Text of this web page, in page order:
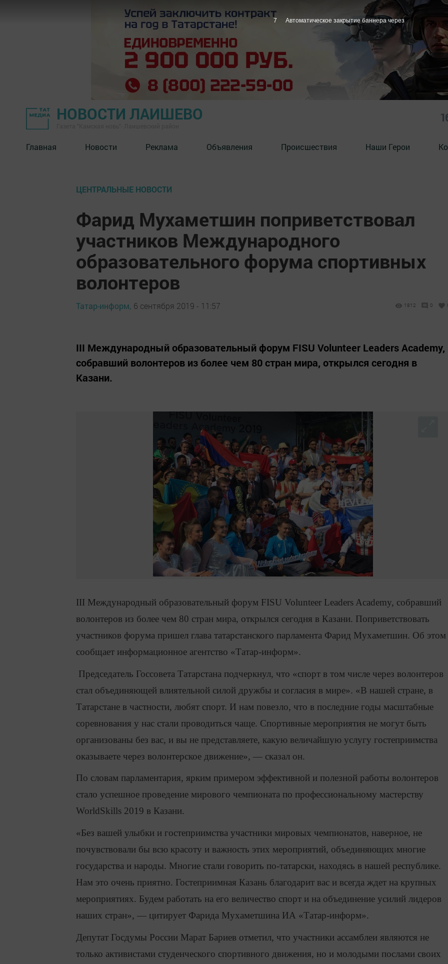
НОВОСТИ ЛАИШЕВО
Главная Новости Реклама Объявления Происшествия Наши Герои
ЦЕНТРАЛЬНЫЕ НОВОСТИ
Фарид Мухаметшин поприветствовал
участников Международного
образовательного форума спортивных
волонтеров
Татар-информ, 6 сентября 2019 - 11:57 1812 0
III Международный образовательный форум FISU Volunteer Leaders Academy,
собравший волонтеров из более чем 80 стран мира, открылся сегодня в
Казани.
III Международный образовательный форум FISU Volunteer Leaders Academy, собравший
волонтеров из более чем 80 стран мира, открылся сегодня в Казани. Поприветствовать
участников форума пришел глава татарстанского парламента Фарид Мухаметшин. Об этом
сообщает информационное агентство «Татар-информ».
Председатель Госсовета Татарстана подчеркнул, что «спорт в том числе через волонтеров
стал объединяющей влиятельной силой дружбы и согласия в мире». «В нашей стране, в
Татарстане в частности, любят спорт. И нам повезло, что в последние годы масштабные
соревнования у нас стали проводиться чаще. Спортивные мероприятия не могут быть
организованы без вас, и вы не представляете, какую величайшую услугу гостеприимства
оказываете через волонтерское движение», — сказал он.
По словам парламентария, ярким примером эффективной и полезной работы волонтеров
стало успешное проведение мирового чемпионата по профессиональному мастерству
WorldSkills 2019 в Казани.
«Без вашей улыбки и гостеприимства участники мировых чемпионатов, наверное, не
почувствовали бы всю красоту и важность этих мероприятий, объединяющих многие
государства и народы. Многие стали говорить по-татарски, находясь в нашей республике.
Нам это очень приятно. Гостеприимная Казань благодарит вас и всегда ждет на крупных
мероприятиях. Будем работать на его величество спорт и на объединение усилий лидеров
наших стран», — цитирует Фарида Мухаметшина ИА «Татар-информ».
Депутат Госдумы России Марат Бариев отметил, что участники ассамблеи являются не
только активистами студенческого спортивного движения, но и молодыми послами своих
6 Автоматическое закрытие баннера через